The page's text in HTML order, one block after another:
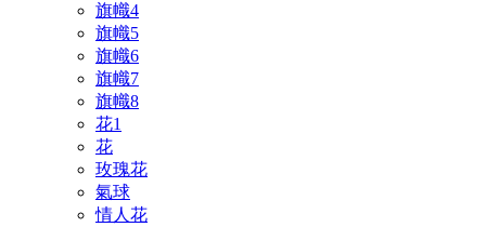
旗幟4
旗幟5
旗幟6
旗幟7
旗幟8
花1
花
玫瑰花
氣球
情人花